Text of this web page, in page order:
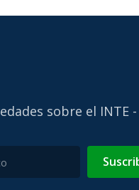
sobre el INTE -